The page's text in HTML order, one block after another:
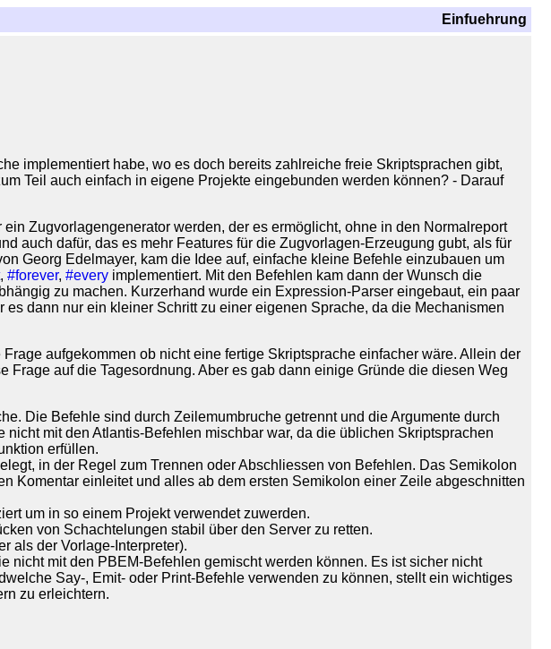
Einfuehrung
implementiert habe, wo es doch bereits zahlreiche freie Skriptsprachen gibt,
Teil auch einfach in eigene Projekte eingebunden werden können? - Darauf
Zugvorlagengenerator werden, der es ermöglicht, ohne in den Normalreport
auch dafür, das es mehr Features für die Zugvorlagen-Erzeugung gubt, als für
Georg Edelmayer, kam die Idee auf, einfache kleine Befehle einzubauen um
, #forever, #every implementiert. Mit den Befehlen kam dann der Wunsch die
zu machen. Kurzerhand wurde ein Expression-Parser eingebaut, ein paar
dann nur ein kleiner Schritt zu einer eigenen Sprache, da die Mechanismen
aufgekommen ob nicht eine fertige Skriptsprache einfacher wäre. Allein der
auf die Tagesordnung. Aber es gab dann einige Gründe die diesen Weg
Die Befehle sind durch Zeilemumbruche getrennt und die Argumente durch
mit den Atlantis-Befehlen mischbar war, da die üblichen Skriptsprachen
erfüllen.
in der Regel zum Trennen oder Abschliessen von Befehlen. Das Semikolon
Komentar einleitet und alles ab dem ersten Semikolon einer Zeile abgeschnitten
um in so einem Projekt verwendet zuwerden.
von Schachtelungen stabil über den Server zu retten.
als der Vorlage-Interpreter).
nicht mit den PBEM-Befehlen gemischt werden können. Es ist sicher nicht
Say-, Emit- oder Print-Befehle verwenden zu können, stellt ein wichtiges
zu erleichtern.